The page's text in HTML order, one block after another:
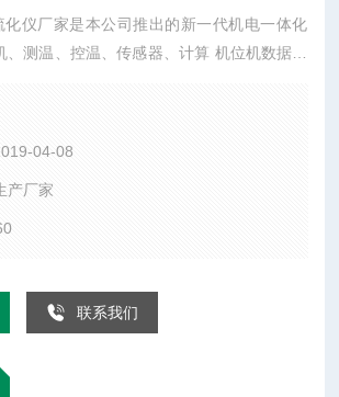
化仪厂家是本公司推出的新一代机电一体化
测温、控温、传感器、计算 机位机数据采
继电器、铂电阻及加热器组成，能自动跟踪
04-08
产厂家
联系我们